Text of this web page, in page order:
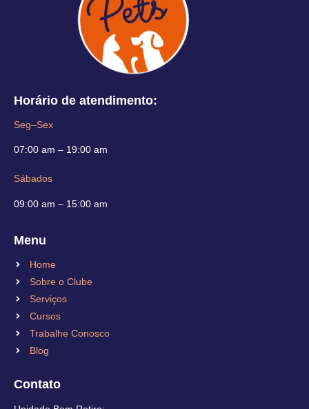
Horário de atendimento:
Seg–Sex
07:00 am – 19:00 am
Sábados
09:00 am – 15:00 am
Menu
Home
Sobre o Clube
Serviços
Cursos
Trabalhe Conosco
Blog
Contato